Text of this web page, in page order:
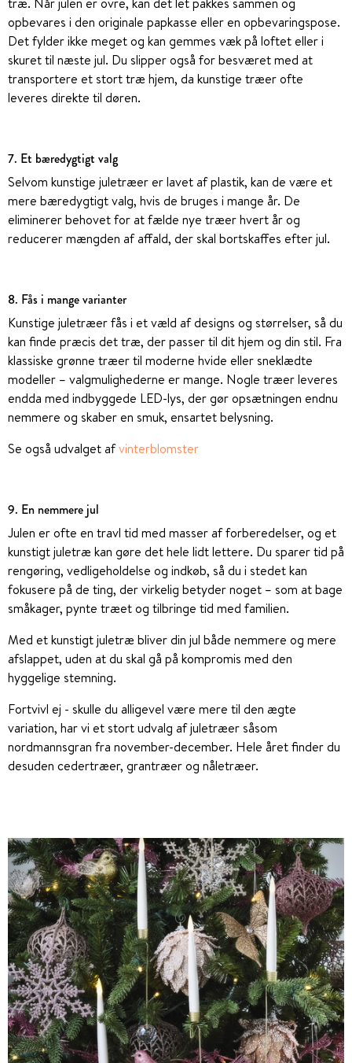
opbevares i den originale papkasse eller en opbevaringspose.
Det fylder ikke meget og kan gemmes væk på loftet eller i
skuret til næste jul. Du slipper også for besværet med at
transportere et stort træ hjem, da kunstige træer ofte
leveres direkte til døren.
7. Et bæredygtigt valg
Selvom kunstige juletræer er lavet af plastik, kan de være et
mere bæredygtigt valg, hvis de bruges i mange år. De
eliminerer behovet for at fælde nye træer hvert år og
reducerer mængden af affald, der skal bortskaffes efter jul.
8. Fås i mange varianter
Kunstige juletræer fås i et væld af designs og størrelser, så du
kan finde præcis det træ, der passer til dit hjem og din stil. Fra
klassiske grønne træer til moderne hvide eller sneklædte
modeller – valgmulighederne er mange. Nogle træer leveres
endda med indbyggede LED-lys, der gør opsætningen endnu
nemmere og skaber en smuk, ensartet belysning.
Se også udvalget afvinterblomster
9. En nemmere jul
Julen er ofte en travl tid med masser af forberedelser, og et
kunstigt juletræ kan gøre det hele lidt lettere. Du sparer tid på
rengøring, vedligeholdelse og indkøb, så du i stedet kan
fokusere på de ting, der virkelig betyder noget – som at bage
småkager, pynte træet og tilbringe tid med familien.
Med et kunstigt juletræ bliver din jul både nemmere og mere
afslappet, uden at du skal gå på kompromis med den
hyggelige stemning.
Fortvivl ej - skulle du alligevel være mere til den ægte
variation, har vi et stort udvalg af juletræer såsom
nordmannsgran fra november-december. Hele året finder du
desuden cedertræer, grantræer og nåletræer.